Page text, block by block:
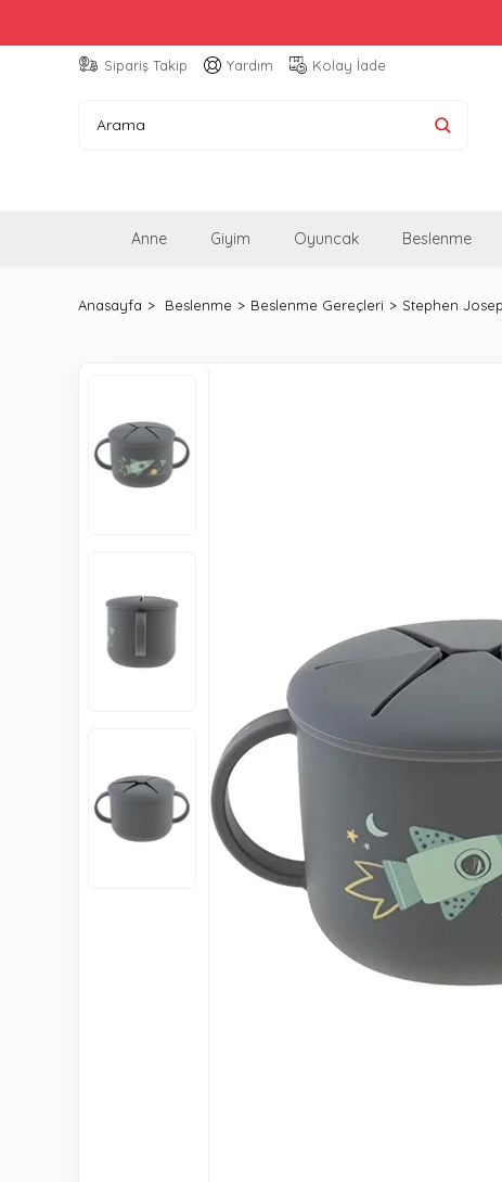
Sipariş Takip Yardım Kolay İade
Anne Giyim Oyuncak Beslenme
Anasayfa Beslenme Beslenme Gereçleri Stephen